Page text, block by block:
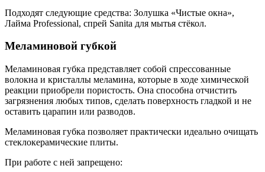
Подходят следующие средства: Золушка «Чистые окна»,
Лайма Professional, спрей Sanita для мытья стёкол.
Меламиновой губкой
Меламиновая губка представляет собой спрессованные
волокна и кристаллы меламина, которые в ходе химической
реакции приобрели пористость. Она способна отчистить
загрязнения любых типов, сделать поверхность гладкой и не
оставить царапин или разводов.
Меламиновая губка позволяет практически идеально очищать
стеклокерамические плиты.
При работе с ней запрещено: